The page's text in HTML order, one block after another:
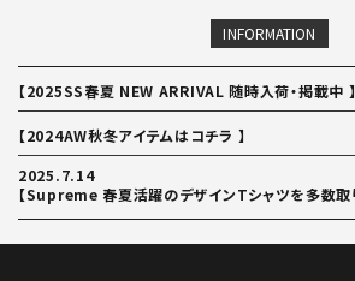
INFORMATION
【2025SS春夏 NEW ARRIVAL 随時入荷・掲載中 】
【2024AW秋冬アイテムはコチラ 】
2025.7.14